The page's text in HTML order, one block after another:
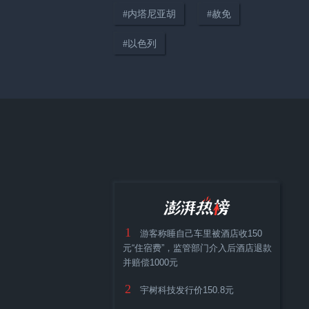
释疑｜建多少数据中心才够？美
国AI基建热潮撞上“社区保卫战”
#内塔尼亚胡 #赦免
#以色列
1
游客称睡自己车里被酒店收150
元“住宿费”，监管部门介入后酒店退款
并赔偿1000元
2 宇树科技发行价150.8元